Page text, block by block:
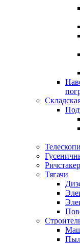
Тягачи